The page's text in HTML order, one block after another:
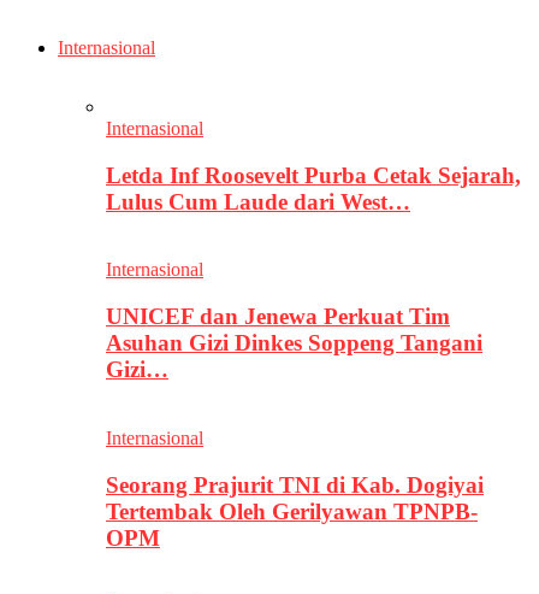
Internasional
Internasional
Letda Inf Roosevelt Purba Cetak Sejarah,
Lulus Cum Laude dari West…
Internasional
UNICEF dan Jenewa Perkuat Tim
Asuhan Gizi Dinkes Soppeng Tangani
Gizi…
Internasional
Seorang Prajurit TNI di Kab. Dogiyai
Tertembak Oleh Gerilyawan TPNPB-
OPM